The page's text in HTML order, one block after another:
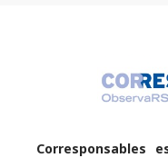
Corresponsables